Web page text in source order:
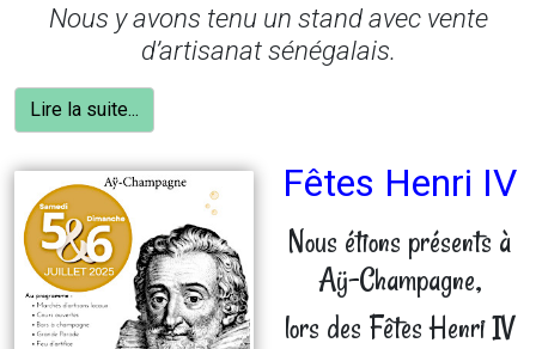
Nous y avons tenu un stand avec vente
d’artisanat sénégalais.
Lire la suite...
Fêtes Henri IV
Nous étions présents à
Aÿ-Champagne,
lors des Fêtes Henri IV